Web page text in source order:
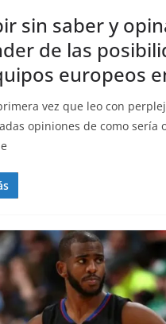
sin saber y
de las
europeos
vez que leo con
opiniones de como sería